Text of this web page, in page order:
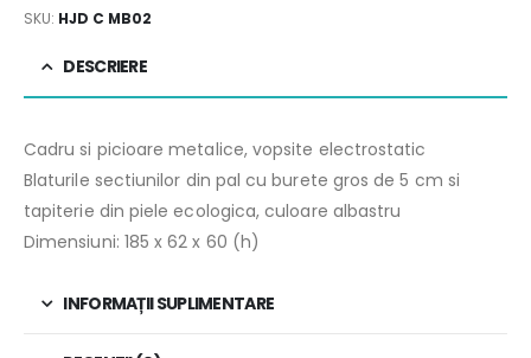
SKU: HJD C MB02
DESCRIERE
Cadru si picioare metalice, vopsite electrostatic
Blaturile sectiunilor din pal cu burete gros de 5 cm si
tapiterie din piele ecologica, culoare albastru
Dimensiuni: 185 x 62 x 60 (h)
INFORMAȚII SUPLIMENTARE